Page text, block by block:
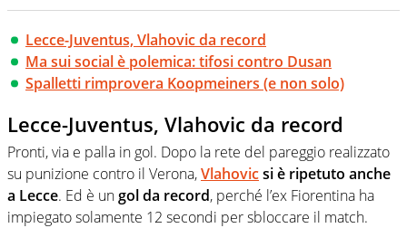
Lecce-Juventus, Vlahovic da record
Ma sui social è polemica: tifosi contro Dusan
Spalletti rimprovera Koopmeiners (e non solo)
Lecce-Juventus, Vlahovic da record
Pronti, via e palla in gol. Dopo la rete del pareggio realizzato
su punizione contro il Verona,Vlahovicsi è ripetuto anche
a Lecce. Ed è ungol da record, perché l’ex Fiorentina ha
impiegato solamente 12 secondi per sbloccare il match.